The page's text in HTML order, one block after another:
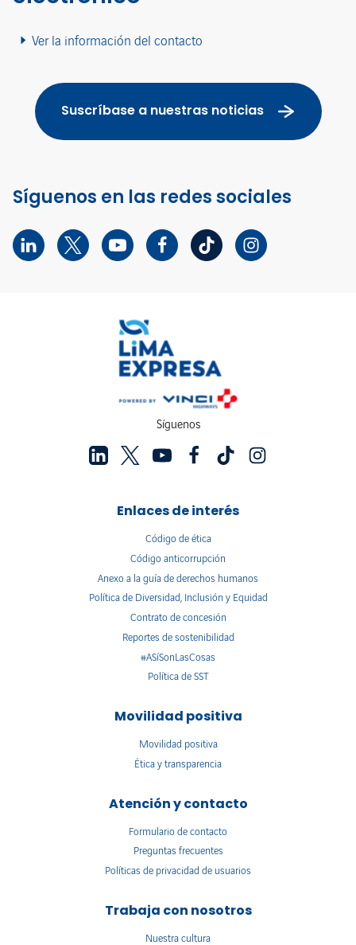
Ver la información del contacto
Suscríbase a nuestras noticias
Síguenos en las redes sociales
Síguenos
Enlaces de interés
Código de ética
Código anticorrupción
Anexo a la guía de derechos humanos
Política de Diversidad, Inclusión y Equidad
Contrato de concesión
Reportes de sostenibilidad
#ASíSonLasCosas
Política de SST
Movilidad positiva
Movilidad positiva
Ética y transparencia
Atención y contacto
Formulario de contacto
Preguntas frecuentes
Políticas de privacidad de usuarios
Trabaja con nosotros
Nuestra cultura